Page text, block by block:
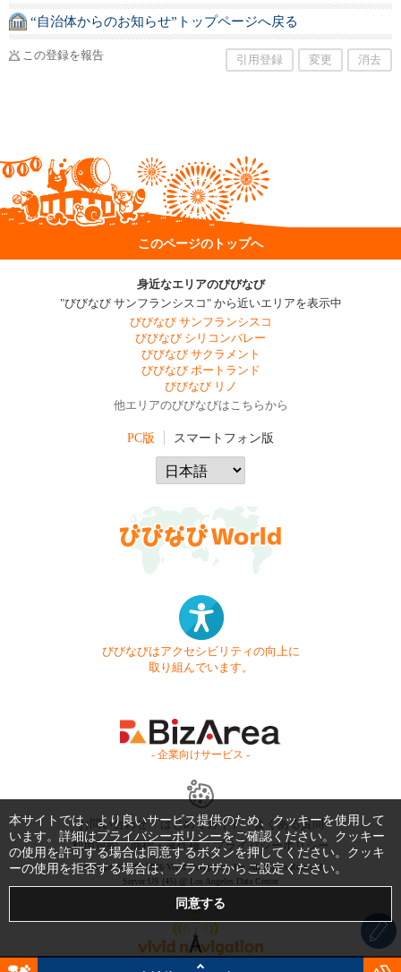
“自治体からのお知らせ”トップページへ戻る
この登録を報告 引用登録 変更 消去
このページのトップへ
身近なエリアのびびなび
"びびなび サンフランシスコ" から近いエリアを表示中
びびなび サンフランシスコ
びびなび シリコンバレー
びびなび サクラメント
びびなび ポートランド
びびなび リノ
他エリアのびびなびはこちらから
PC版 スマートフォン版
びびなびはアクセシビリティの向上に
取り組んでいます。
- 企業向けサービス -
お問い合わせ はじめてガイド
よくある質問
利用規約
商標・著作権 プライバシーポリシー
Copyright © 1999-2026 Vivid Navigation, Inc. All Rights Reserved.
Server US (45) @ Los Angeles Data Center
本サイトでは、より良いサービス提供のため、クッキーを使用して
います。詳細はプライバシーポリシーをご確認ください。クッキー
の使用を許可する場合は同意するボタンを押してください。クッキ
ーの使用を拒否する場合は、ブラウザからご設定ください。